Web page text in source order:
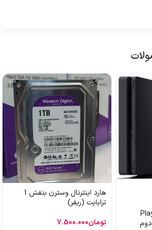
هارد اینترنال وسترن بنفش 1
ترابایت (ریفر)
تومان7.500.000